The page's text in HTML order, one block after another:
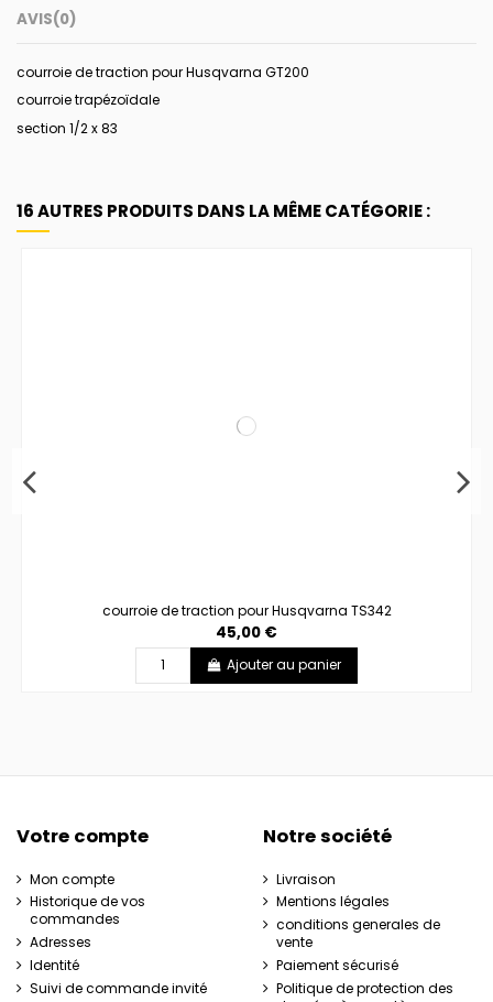
AVIS(0)
courroie de traction pour Husqvarna GT200
courroie trapézoïdale
section 1/2 x 83
16 AUTRES PRODUITS DANS LA MÊME CATÉGORIE :
courroie de traction pour Husqvarna TS342
45,00 €
Ajouter au panier
Votre compte
Mon compte
Historique de vos
commandes
Adresses
Identité
Suivi de commande invité
Notre société
Livraison
Mentions légales
conditions generales de
vente
Paiement sécurisé
Politique de protection des